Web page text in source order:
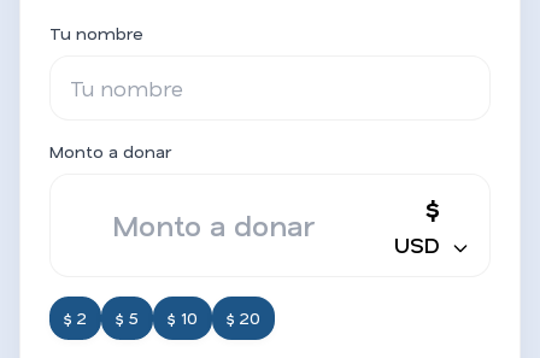
Tu nombre
Monto a donar
$
USD
$ 2 $ 5 $ 10 $ 20